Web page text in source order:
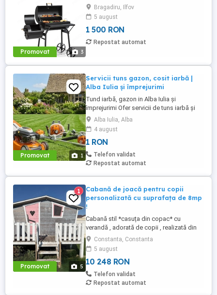
Promovat 3
de afumat în camera de gătit, oferindu-ți
libertatea să combini afumarea cu grătarul
direct sau să le folosești pe rând totul
după gustul tău. Construit să reziste în aer
liber tot anul: Oțelul de 1,0 0,8 mm
grosime, tratat ...
Bragadiru, Ilfov
5 august
1 500 RON
Repostat automat
Promovat 1
Servicii tuns gazon, cosit iarbă |
Alba Iulia și împrejurimi
Tund iarbă, gazon in Alba Iulia și
împrejurimi Ofer servicii de tuns iarbă și
întreținere curți în Alba Iulia si localitatile
din apropiere. Cu ce vă pot ajuta: Tuns
gazon (cu mașină cu coș, adun și curăț
iarba). Cosit iarbă mare sau bălării în livezi,
grădini și terenuri libere. Am duba proprie
...
Alba Iulia, Alba
4 august
1 RON
Telefon validat
Repostat automat
Promovat 5
1
Cabană de joacă pentru copii
personalizată cu suprafața de 8mp
!
Cabană stil *casuța din copac* cu
verandă , adorată de copii , realizată din
plăci de lemn triplustratificat ( Austria ) ,
acoperiș realizat din tablă susținut de
lambriu de pin , pardoseala este realizată
din lemn triplu stratificat . Dimensiuni 2 x 4
= 8mp . La interior este prevăzută cu polițe
suspendate ...
Constanta, Constanta
5 august
10 248 RON
Telefon validat
Repostat automat